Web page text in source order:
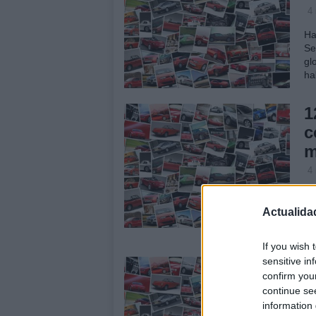
If you wish
sensitive
confirm
continue
information
4
4
3